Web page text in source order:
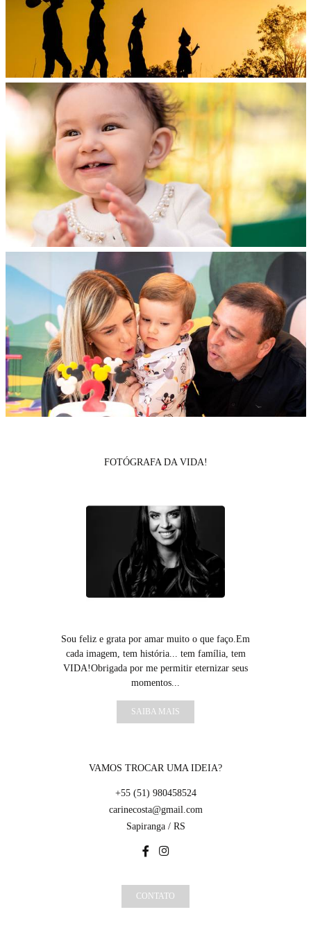
FOTÓGRAFA DA VIDA!
Sou feliz e grata por amar muito o que faço.Em
cada imagem, tem história... tem família, tem
VIDA!Obrigada por me permitir eternizar seus
momentos...
SAIBA MAIS
VAMOS TROCAR UMA IDEIA?
+55 (51) 980458524
carinecosta@gmail.com
Sapiranga / RS
CONTATO